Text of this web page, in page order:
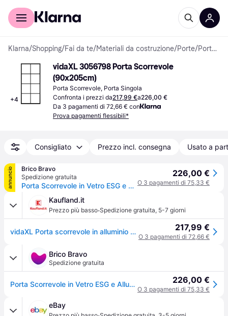
Per il tuo shopping
Klarna/Shopping/Fai da te/Materiali da costruzione/Porte/ Porte Scorrevoli
+4
vidaXL 3056798 Porta Scorrevole
(90x205cm)
Porta Scorrevole, Porta Singola
Confronta i prezzi da217,99 €a226,00 €
Da 3 pagamenti di 72,66 € con
Prova pagamenti flessibili*
Consigliato Prezzo incl. consegna Usato a
annuncio
Brico Bravo
Spedizione gratuita
Porta Scorrevole in Vetro ESG e Alluminio 90x205 cm Nera
226,00 €
O 3 pagamenti di 75,33 €
Kaufland.it
Prezzo più basso·Spedizione gratuita, 5-7 giorni
vidaXL Porta scorrevole in alluminio e vetro temperato 90x205 cm Nero 217,99 €
O 3 pagamenti di 72,66 €
Brico Bravo
Spedizione gratuita
Porta Scorrevole in Vetro ESG e Alluminio 90x205 cm Nera 226,00 €
O 3 pagamenti di 75,33 €
eBay